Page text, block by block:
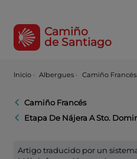
Camiño
de Santiago
Inicio · Albergues · Camiño Francés
Camiño Francés
Etapa De Nájera A Sto.
Artigo traducido por un